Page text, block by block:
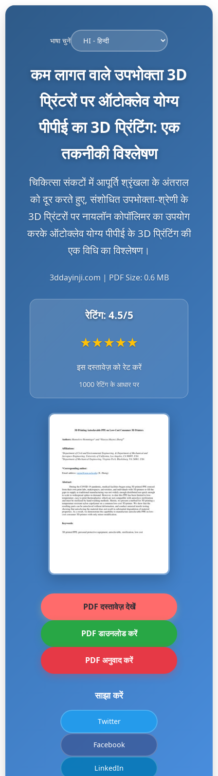
भाषा चुनें
कम लागत वाले उपभोक्ता 3D
प्रिंटरों पर ऑटोक्लेव योग्य
पीपीई का 3D प्रिंटिंग: एक
तकनीकी विश्लेषण
चिकित्सा संकटों में आपूर्ति श्रृंखला के अंतराल
को दूर करते हुए, संशोधित उपभोक्ता-श्रेणी के
3D प्रिंटरों पर नायलॉन कोपॉलिमर का उपयोग
करके ऑटोक्लेव योग्य पीपीई के 3D प्रिंटिंग की
एक विधि का विश्लेषण।
3ddayinji.com | PDF Size: 0.6 MB
रेटिंग: 4.5/5
★★★★★
इस दस्तावेज़ को रेट करें
1000 रेटिंग के आधार पर
PDF दस्तावेज़ देखें
PDF डाउनलोड करें
PDF अनुवाद करें
साझा करें
Twitter
Facebook
LinkedIn